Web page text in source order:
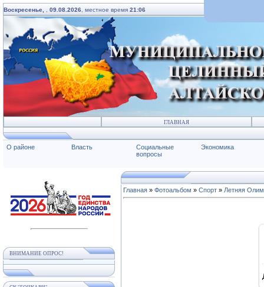
Воскресенье, 09.08.2026 , местное время 21:06
ГЛАВНАЯ
О районе Власть
Социальные
вопросы
Экономика
ВНИМАНИЕ ОПРОС!
Главная » Фотоальбом » Спорт » Летняя